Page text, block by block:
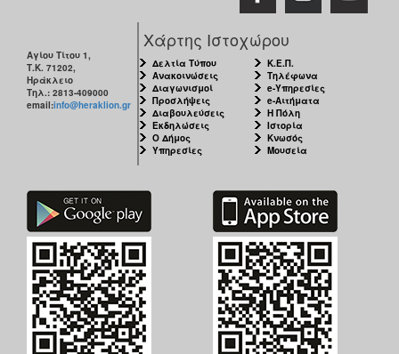
Αγίου Τίτου 1,
Τ.Κ. 71202,
Ηράκλειο
Τηλ.: 2813-409000
email:info@heraklion.gr
Χάρτης Ιστοχώρου
Δελτία Τύπου
Ανακοινώσεις
Διαγωνισμοί
Προσλήψεις
Διαβουλεύσεις
Εκδηλώσεις
Ο Δήμος
Υπηρεσίες
Κ.Ε.Π.
Τηλέφωνα
e-Υπηρεσίες
e-Αιτήματα
Η Πόλη
Ιστορία
Κνωσός
Μουσεία